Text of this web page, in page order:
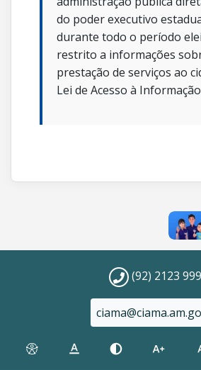
do poder executivo
durante todo o período
restrito a informações
prestação de serviços ao
Lei de Acesso à
(92) 2123